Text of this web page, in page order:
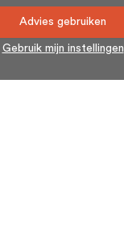
Advies gebruiken
Gebruik mijn instellingen